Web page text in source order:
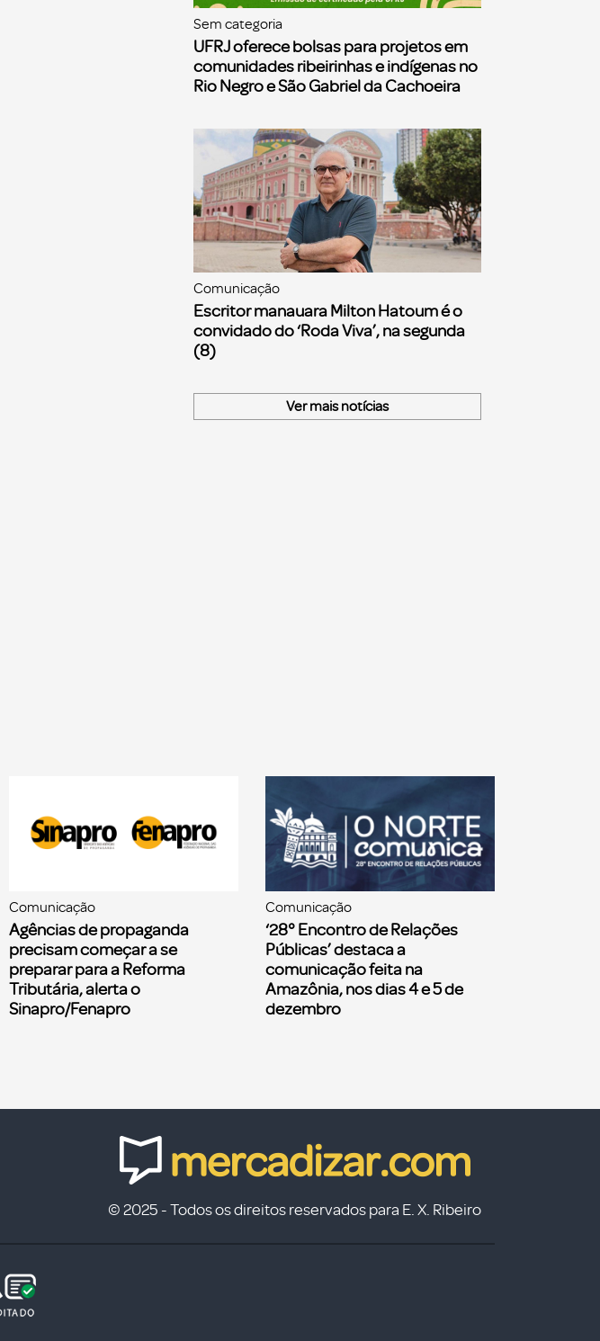
Sem categoria
UFRJ oferece bolsas para projetos em
comunidades ribeirinhas e indígenas no
Rio Negro e São Gabriel da Cachoeira
Comunicação
Escritor manauara Milton Hatoum é o
convidado do ‘Roda Viva’, na segunda
(8)
Ver mais notícias
Comunicação
Agências de propaganda
precisam começar a se
preparar para a Reforma
Tributária, alerta o
Sinapro/Fenapro
Comunicação
‘28° Encontro de Relações
Públicas’ destaca a
comunicação feita na
Amazônia, nos dias 4 e 5 de
dezembro
© 2025 - Todos os direitos reservados para E. X. Ribeiro